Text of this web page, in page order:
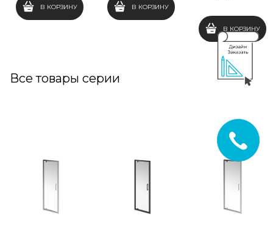
В КОРЗИНУ В КОРЗИНУ
В КОРЗИНУ
Все товары серии